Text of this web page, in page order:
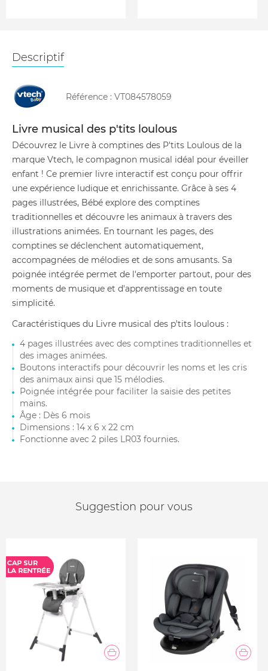
Descriptif
Référence : VT084578059
Livre musical des p'tits loulous
Découvrez le Livre à comptines des P'tits Loulous de la
marque Vtech, le compagnon musical idéal pour éveiller
enfant ! Ce premier livre interactif est conçu pour offrir
une expérience ludique et enrichissante. Grâce à ses 4
pages illustrées, Bébé explore des comptines
traditionnelles et découvre les animaux à travers des
illustrations animées. En tournant les pages, des
comptines se déclenchent automatiquement,
accompagnées de mélodies et de sons amusants. Sa
poignée intégrée permet de l'emporter partout, pour des
moments de musique et d'apprentissage en toute
simplicité.
Caractéristiques du Livre musical des p'tits loulous :
4 pages illustrées avec des comptines traditionnelles et
des images animées.
Boutons interactifs pour découvrir les noms et les cris
des animaux ainsi que 15 mélodies.
Poignée intégrée pour faciliter la saisie des petites
mains.
Âge : Dès 6 mois
Dimensions : 14 x 6 x 22 cm
Fonctionne avec 2 piles LR03 fournies.
Suggestion pour vous